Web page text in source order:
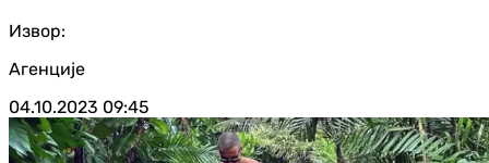
Извор:
Агенције
04.10.2023 09:45